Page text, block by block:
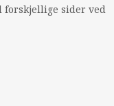
sider ved